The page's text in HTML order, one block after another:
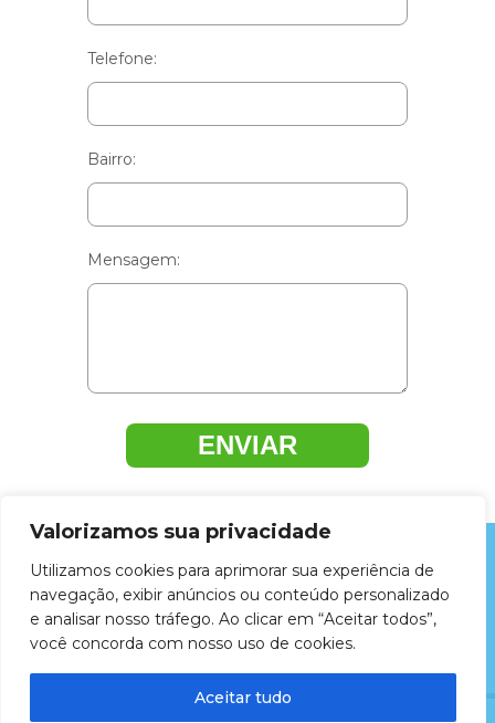
Valorizamos sua privacidade
Utilizamos cookies para aprimorar sua experiência de
navegação, exibir anúncios ou conteúdo personalizado
e analisar nosso tráfego. Ao clicar em “Aceitar todos”,
você concorda com nosso uso de cookies.
Aceitar tudo
Telefone:
Bairro:
Mensagem:
ENVIAR
ZELLUS LIMPEZA E HIGIENIZAÇÃO DE
ESTOFADOS LTDA © 2026 - Todos os
direitos reservados.